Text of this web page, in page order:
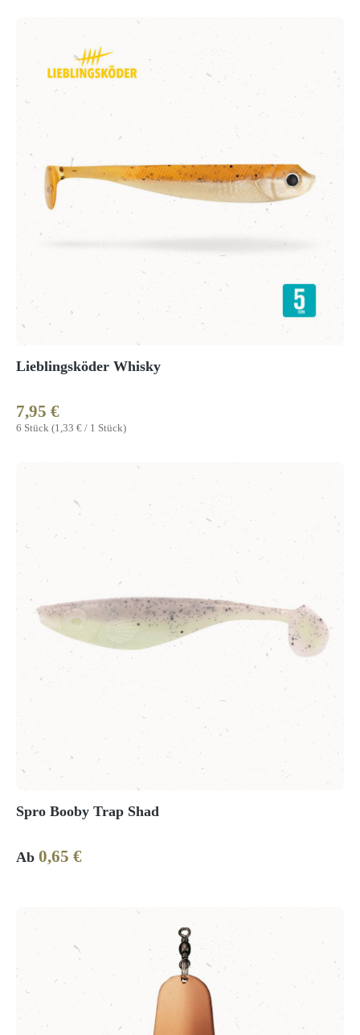
Lieblingsköder Whisky
6 Stück (1,33 € / 1 Stück)
Regulärer Preis:
7,95 €
Spro Booby Trap Shad
Regulärer Preis:
Ab 0,65 €